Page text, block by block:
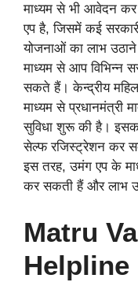
माध्यम से भी आवेदन
एप है, जिसमें कई
योजनाओं का लाभ
माध्यम से आप विभिन्न
सकते हैं। केन्द्रीय
माध्यम से प्रधानमंत्री
सुविधा शुरू की है।
सेल्फ रजिस्ट्रेशन कर
इस तरह, उमंग एप के
कर सकती हैं और लाभ
Matru
Helpline